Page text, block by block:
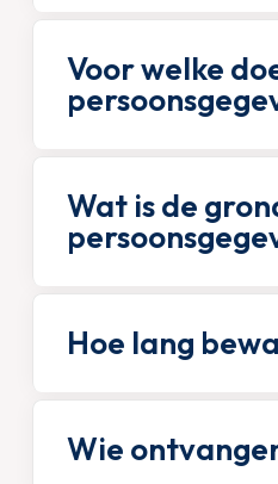
Voor welke
Wat is de
Hoe lang
Wie